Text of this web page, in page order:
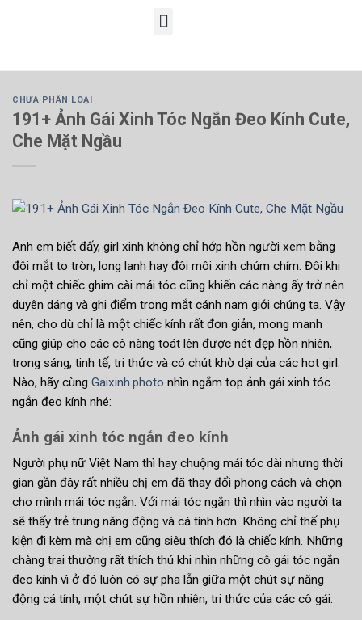
CHƯA PHÂN LOẠI
191+ Ảnh Gái Xinh Tóc Ngắn Đeo Kính Cute,
Che Mặt Ngầu
Anh em biết đấy, girl xinh không chỉ hớp hồn người xem bằng
đôi mắt to tròn, long lanh hay đôi môi xinh chúm chím. Đôi khi
chỉ một chiếc ghim cài mái tóc cũng khiến các nàng ấy trở nên
duyên dáng và ghi điểm trong mắt cánh nam giới chúng ta. Vậy
nên, cho dù chỉ là một chiếc kính rất đơn giản, mong manh
cũng giúp cho các cô nàng toát lên được nét đẹp hồn nhiên,
trong sáng, tinh tế, tri thức và có chút khờ dại của các hot girl.
Nào, hãy cùng Gaixinh.photo nhìn ngắm top ảnh gái xinh tóc
ngắn đeo kính nhé:
Ảnh gái xinh tóc ngắn đeo kính
Người phụ nữ Việt Nam thì hay chuộng mái tóc dài nhưng thời
gian gần đây rất nhiều chị em đã thay đổi phong cách và chọn
cho mình mái tóc ngắn. Với mái tóc ngắn thì nhìn vào người ta
sẽ thấy trẻ trung năng động và cá tính hơn. Không chỉ thế phụ
kiện đi kèm mà chị em cũng siêu thích đó là chiếc kính. Những
chàng trai thường rất thích thú khi nhìn những cô gái tóc ngắn
đeo kính vì ở đó luôn có sự pha lẫn giữa một chút sự năng
động cá tính, một chút sự hồn nhiên, tri thức của các cô gái: